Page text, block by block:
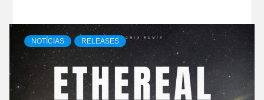
NOTÍCIAS RELEASES